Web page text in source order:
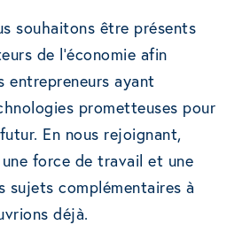
souhaitons être présents
de l’économie afin
entrepreneurs ayant
prometteuses pour
En nous rejoignant,
force de travail et une
sujets complémentaires à
déjà.